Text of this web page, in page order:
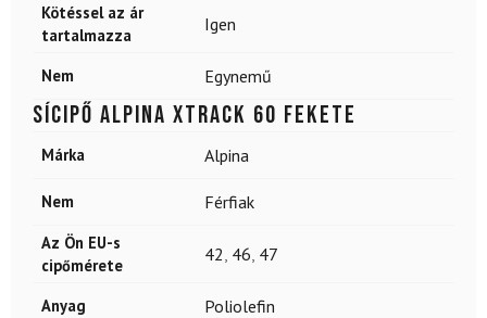
Kötéssel az ár
tartalmazza
Igen
Nem Egynemű
Sícipő ALPINA Xtrack 60 Fekete
Márka Alpina
Nem Férfiak
Az Ön EU-s
cipőmérete
42 46 47
Anyag Poliolefin